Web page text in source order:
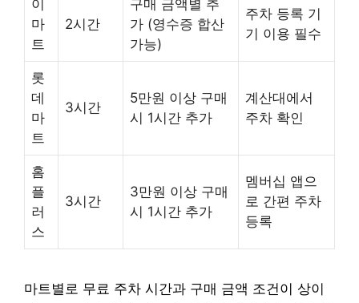
이
마
트
2시간
구매 금액별 추
가 (영수증 합산
가능)
주차 등록 기
기 이용 필수
롯
데
마
트
3시간
5만원 이상 구매
시 1시간 추가
계산대에서
주차 확인
홈
플
러
스
3시간
3만원 이상 구매
시 1시간 추가
멤버십 앱으
로 간편 주차
등록
마트별로 무료 주차 시간과 구매 금액 조건이 상이